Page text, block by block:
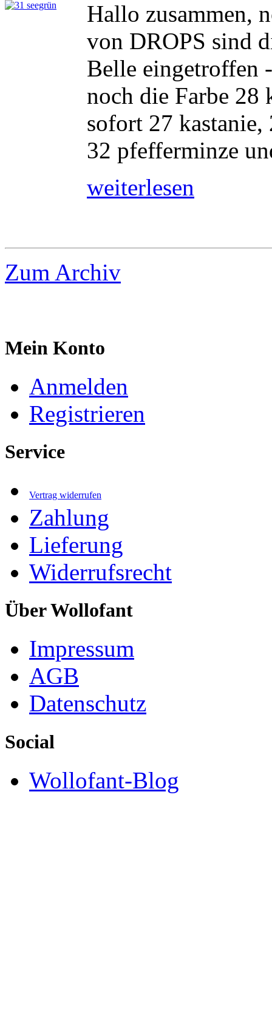
Hallo zusammen,
von DROPS sind
Belle eingetroffen
noch die Farbe 28
sofort 27 kastanie,
32 pfefferminze
weiterlesen
Zum Archiv
Mein Konto
Anmelden
Registrieren
Service
Vertrag widerrufen
Zahlung
Lieferung
Widerrufsrecht
Über Wollofant
Impressum
AGB
Datenschutz
Social
Wollofant-Blog